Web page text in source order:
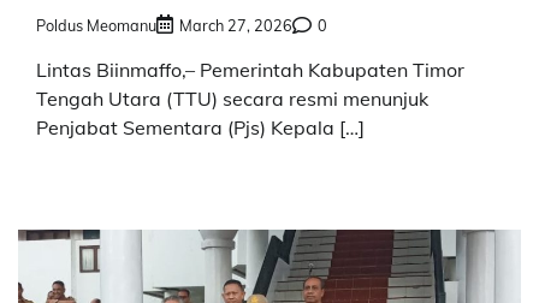
Poldus Meomanu March 27, 2026 0
Lintas Biinmaffo,– Pemerintah Kabupaten Timor
Tengah Utara (TTU) secara resmi menunjuk
Penjabat Sementara (Pjs) Kepala […]